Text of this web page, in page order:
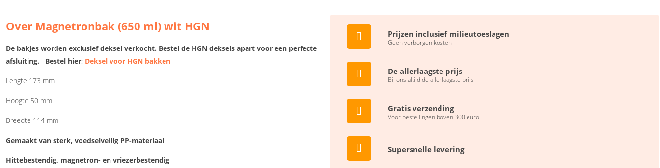
Over Magnetronbak (650 ml) wit HGN
De bakjes worden exclusief deksel verkocht. Bestel de HGN deksels apart voor een perfecte
afsluiting. Bestel hier: Deksel voor HGN bakken
Lengte 173 mm
Hoogte 50 mm
Breedte 114 mm
Gemaakt van sterk, voedselveilig PP-materiaal
Hittebestendig, magnetron- en vriezerbestendig
Prijzen inclusief milieutoeslagen
Geen verborgen kosten
De allerlaagste prijs
Bij ons altijd de allerlaagste prijs
Gratis verzending
Voor bestellingen boven 300 euro.
Supersnelle levering